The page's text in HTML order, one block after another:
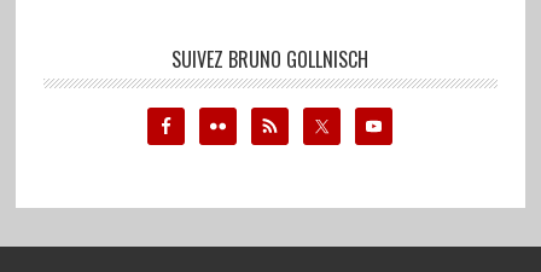
SUIVEZ BRUNO GOLLNISCH